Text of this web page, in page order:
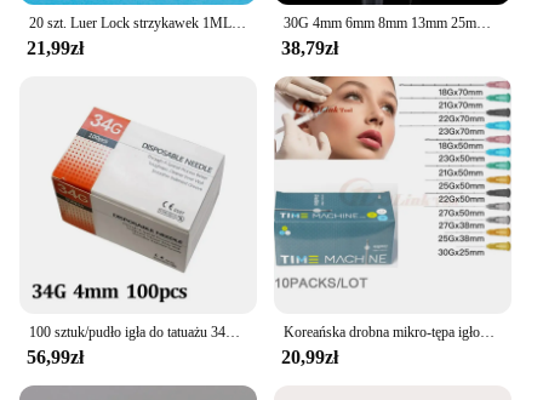
20 szt. Luer Lock strzykawek 1ML 3ml 5ml 10ml 20ml 30ml 50ml 100ml plastikowa strzykawka strzykawka do strzykawek do narzędzie do pomiaru części
21,99zł
30G 4mm 6mm 8mm 13mm 25mm ostre igły jednorazowa igła pakowane pojedynczo bezbolesne narzędzia kosmetyczne
38,79zł
100 sztuk/pudło igła do tatuażu 34g igły 1.5mm 2.5mm 4mm dla urody strzykawka do wtrysku wypełniacz igła bezpieczeństwa części do narzędzi ręcznych
56,99zł
Koreańska drobna mikro-tępa igłowa Canula 18G 21G 22G 23G 25g 50MM tępa końcówka igła kaniula do wypełniacza części do narzędzi hialuronowego
20,99zł